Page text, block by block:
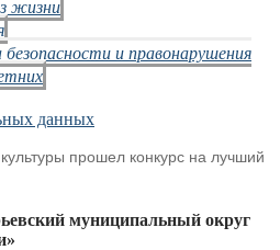
жизни
и правонарушения
данных
прошел конкурс на лучший
муниципальный округ